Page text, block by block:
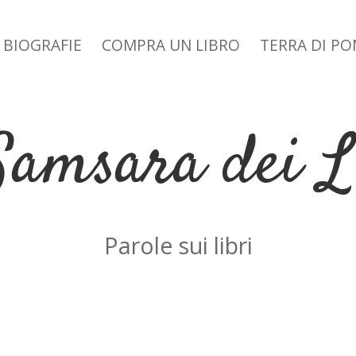
menu
BIOGRAFIE COMPRA UN LIBRO TERRA DI
dei
Parole sui libri